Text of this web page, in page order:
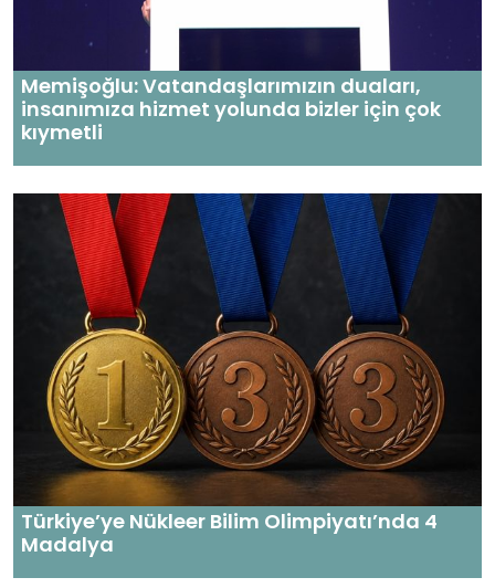
Memişoğlu: Vatandaşlarımızın duaları,
insanımıza hizmet yolunda bizler için çok
kıymetli
Türkiye’ye Nükleer Bilim Olimpiyatı’nda 4
Madalya